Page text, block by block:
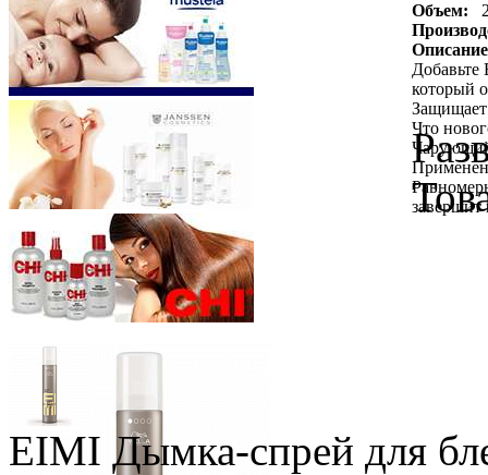
Объем:
Добавьте
который
Защищает
Что
завершит
EIMI Дымка-спрей для